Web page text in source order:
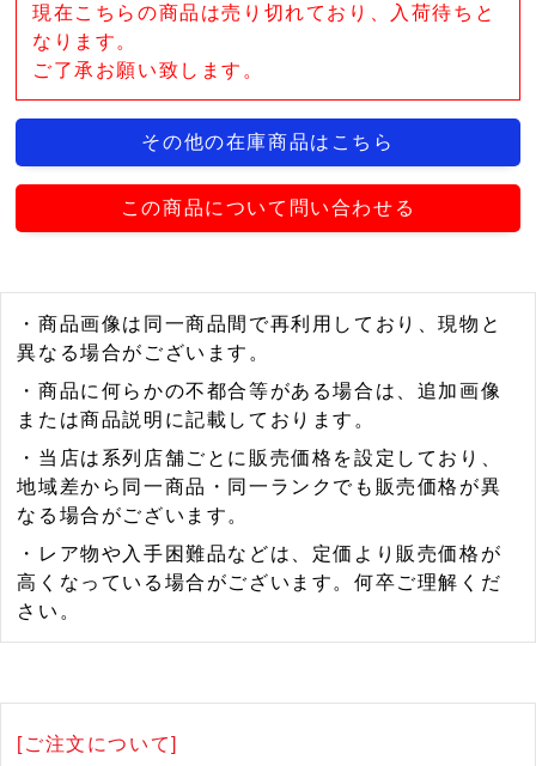
現在こちらの商品は売り切れており、入荷待ちと
なります。
ご了承お願い致します。
その他の在庫商品はこちら
この商品について問い合わせる
・商品画像は同一商品間で再利用しており、現物と
異なる場合がございます。
・商品に何らかの不都合等がある場合は、追加画像
または商品説明に記載しております。
・当店は系列店舗ごとに販売価格を設定しており、
地域差から同一商品・同一ランクでも販売価格が異
なる場合がございます。
・レア物や入手困難品などは、定価より販売価格が
高くなっている場合がございます。何卒ご理解くだ
さい。
[ご注文について]